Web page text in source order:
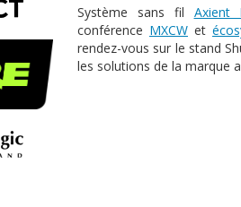
Système sans fil Axient
conférence MXCW et
rendez-vous sur le stand
les solutions de la marque